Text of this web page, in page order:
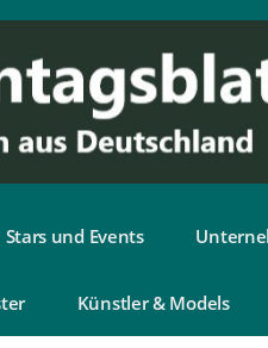
Stars und Events
Künstler & Models